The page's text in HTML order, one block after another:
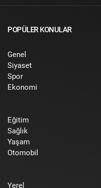
POPÜLER KONULAR
Genel
Siyaset
Spor
Ekonomi
Eğitim
Sağlık
Yaşam
Otomobil
Yerel